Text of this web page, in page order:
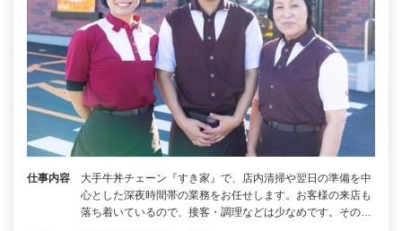
仕事内容
大手牛丼チェーン『すき家』で、店内清掃や翌日の準備を中
心とした深夜時間帯の業務をお任せします。お客様の来店も
落ち着いているので、接客・調理などは少なめです。その…